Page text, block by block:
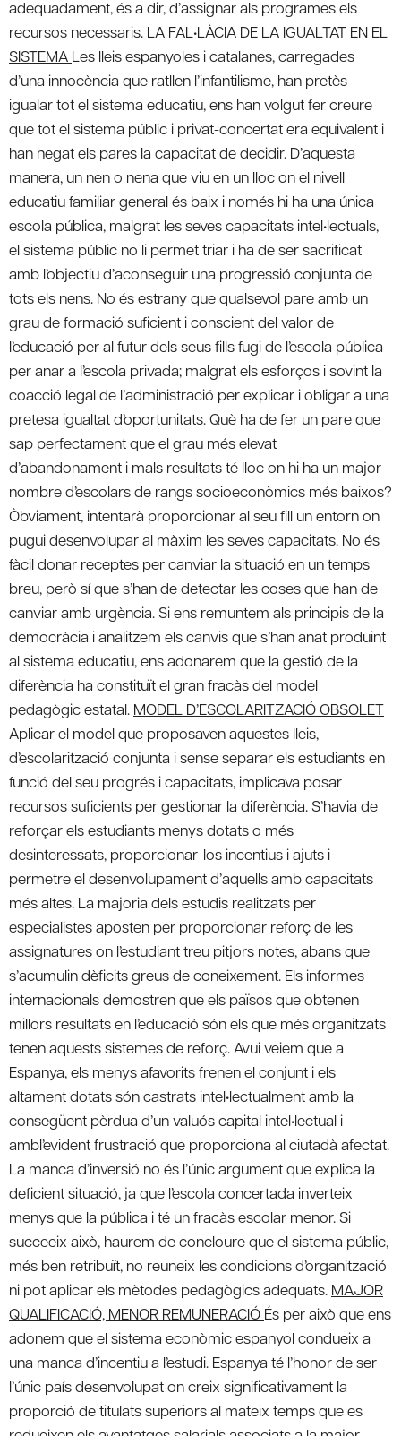
adequadament, és a dir, d’assignar als programes els
recursos necessaris. LA FAL•LÀCIA DE LA IGUALTAT EN EL
SISTEMA Les lleis espanyoles i catalanes, carregades
d’una innocència que ratllen l’infantilisme, han pretès
igualar tot el sistema educatiu, ens han volgut fer creure
que tot el sistema públic i privat-concertat era equivalent i
han negat els pares la capacitat de decidir. D’aquesta
manera, un nen o nena que viu en un lloc on el nivell
educatiu familiar general és baix i només hi ha una única
escola pública, malgrat les seves capacitats intel•lectuals,
el sistema públic no li permet triar i ha de ser sacrificat
amb l’objectiu d’aconseguir una progressió conjunta de
tots els nens. No és estrany que qualsevol pare amb un
grau de formació suficient i conscient del valor de
l’educació per al futur dels seus fills fugi de l’escola pública
per anar a l’escola privada; malgrat els esforços i sovint la
coacció legal de l’administració per explicar i obligar a una
pretesa igualtat d’oportunitats. Què ha de fer un pare que
sap perfectament que el grau més elevat
d’abandonament i mals resultats té lloc on hi ha un major
nombre d’escolars de rangs socioeconòmics més baixos?
Òbviament, intentarà proporcionar al seu fill un entorn on
pugui desenvolupar al màxim les seves capacitats. No és
fàcil donar receptes per canviar la situació en un temps
breu, però sí que s’han de detectar les coses que han de
canviar amb urgència. Si ens remuntem als principis de la
democràcia i analitzem els canvis que s’han anat produint
al sistema educatiu, ens adonarem que la gestió de la
diferència ha constituït el gran fracàs del model
pedagògic estatal. MODEL D’ESCOLARITZACIÓ OBSOLET
Aplicar el model que proposaven aquestes lleis,
d’escolarització conjunta i sense separar els estudiants en
funció del seu progrés i capacitats, implicava posar
recursos suficients per gestionar la diferència. S’havia de
reforçar els estudiants menys dotats o més
desinteressats, proporcionar-los incentius i ajuts i
permetre el desenvolupament d’aquells amb capacitats
més altes. La majoria dels estudis realitzats per
especialistes aposten per proporcionar reforç de les
assignatures on l’estudiant treu pitjors notes, abans que
s’acumulin dèficits greus de coneixement. Els informes
internacionals demostren que els països que obtenen
millors resultats en l’educació són els que més organitzats
tenen aquests sistemes de reforç. Avui veiem que a
Espanya, els menys afavorits frenen el conjunt i els
altament dotats són castrats intel•lectualment amb la
consegüent pèrdua d’un valuós capital intel•lectual i
ambl’evident frustració que proporciona al ciutadà afectat.
La manca d’inversió no és l’únic argument que explica la
deficient situació, ja que l’escola concertada inverteix
menys que la pública i té un fracàs escolar menor. Si
succeeix això, haurem de concloure que el sistema públic,
més ben retribuït, no reuneix les condicions d’organització
ni pot aplicar els mètodes pedagògics adequats. MAJOR
QUALIFICACIÓ, MENOR REMUNERACIÓ És per això que ens
adonem que el sistema econòmic espanyol condueix a
una manca d’incentiu a l’estudi. Espanya té l’honor de ser
l’únic país desenvolupat on creix significativament la
proporció de titulats superiors al mateix temps que es